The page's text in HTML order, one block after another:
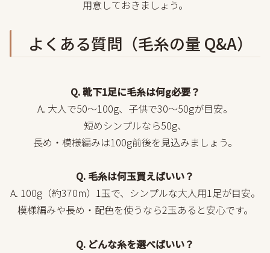
用意しておきましょう。
よくある質問（毛糸の量 Q&A）
Q. 靴下1足に毛糸は何g必要？
A. 大人で50〜100g、子供で30〜50gが目安。
短めシンプルなら50g、
長め・模様編みは100g前後を見込みましょう。
Q. 毛糸は何玉買えばいい？
A. 100g（約370m）1玉で、シンプルな大人用1足が目安。
模様編みや長め・配色を使うなら2玉あると安心です。
Q. どんな糸を選べばいい？